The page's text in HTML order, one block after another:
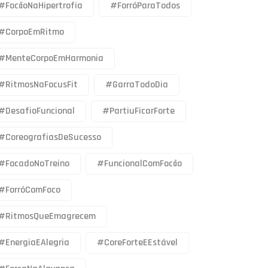
#GarraTodoDia
#PartiuFicarForte
#FuncionalComFocão
#CoreForteEEstável